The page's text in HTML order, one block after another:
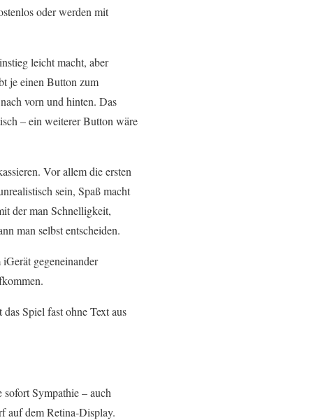
oder werden mit
leicht macht, aber
je einen Button zum
vorn und hinten. Das
– ein weiterer Button wäre
Vor allem die ersten
sein, Spaß macht
der man Schnelligkeit,
man selbst entscheiden.
gegeneinander
Spiel fast ohne Text aus
Sympathie – auch
auf dem Retina-Display.